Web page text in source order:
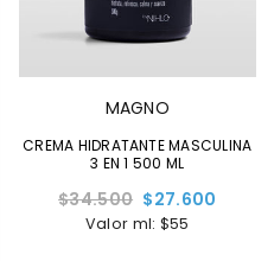
MAGNO
CREMA HIDRATANTE MASCULINA
3 EN 1 500 ML
Precio
habitual
$34.500 $27.600
Valor ml: $55